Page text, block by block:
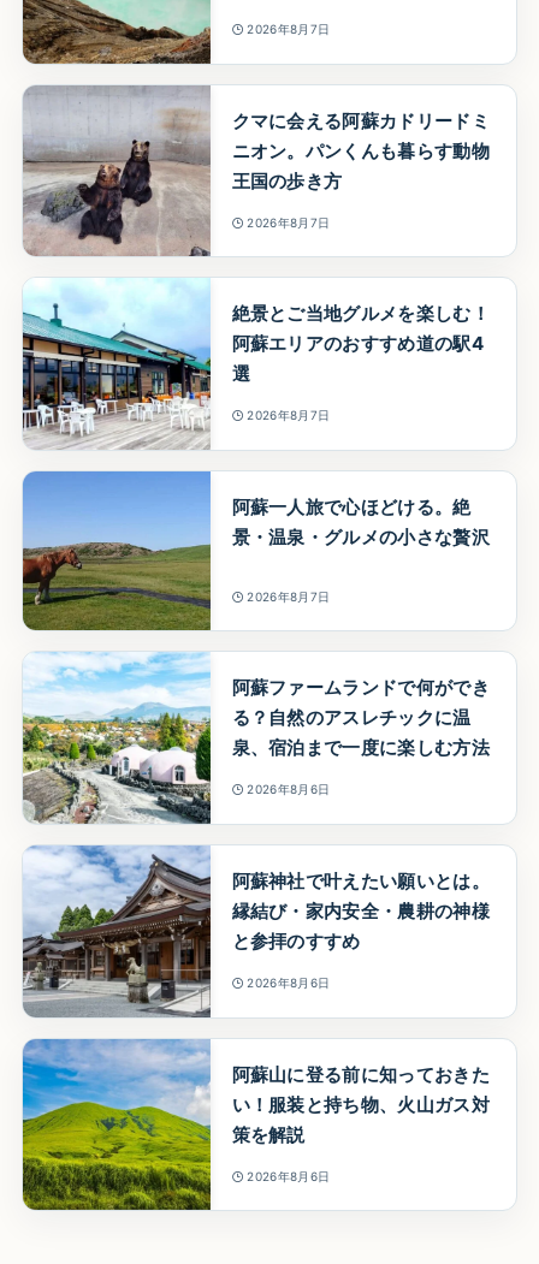
2026年8月7日
クマに会える阿蘇カドリードミ
ニオン。パンくんも暮らす動物
王国の歩き方
2026年8月7日
絶景とご当地グルメを楽しむ！
阿蘇エリアのおすすめ道の駅4
選
2026年8月7日
阿蘇一人旅で心ほどける。絶
景・温泉・グルメの小さな贅沢
2026年8月7日
阿蘇ファームランドで何ができ
る？自然のアスレチックに温
泉、宿泊まで一度に楽しむ方法
2026年8月6日
阿蘇神社で叶えたい願いとは。
縁結び・家内安全・農耕の神様
と参拝のすすめ
2026年8月6日
阿蘇山に登る前に知っておきた
い！服装と持ち物、火山ガス対
策を解説
2026年8月6日